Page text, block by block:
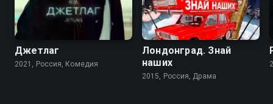
6.9
Джетлаг
2021, Россия, Комедия
8.0 6.2
Лондонград. Знай
наших
2015, Россия, Драма